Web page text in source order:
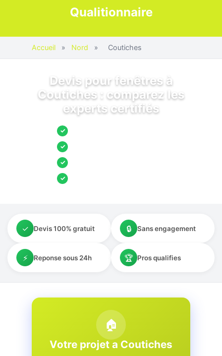
Qualitionnaire
Accueil » Nord » Coutiches
Devis pour fenêtres à
Coutiches : comparez les
experts certifiés
✓
✓
✓
✓
✓ Devis 100% gratuit 🔒 Sans engagement
⚡ Reponse sous 24h 🏆 Pros qualifies
🏠
Votre projet a Coutiches